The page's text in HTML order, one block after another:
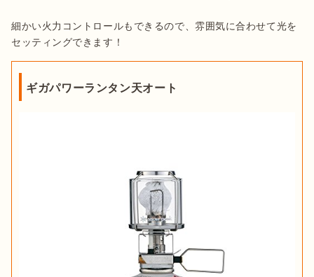
細かい火力コントロールもできるので、雰囲気に合わせて光を
セッティングできます！
ギガパワーランタン天オート